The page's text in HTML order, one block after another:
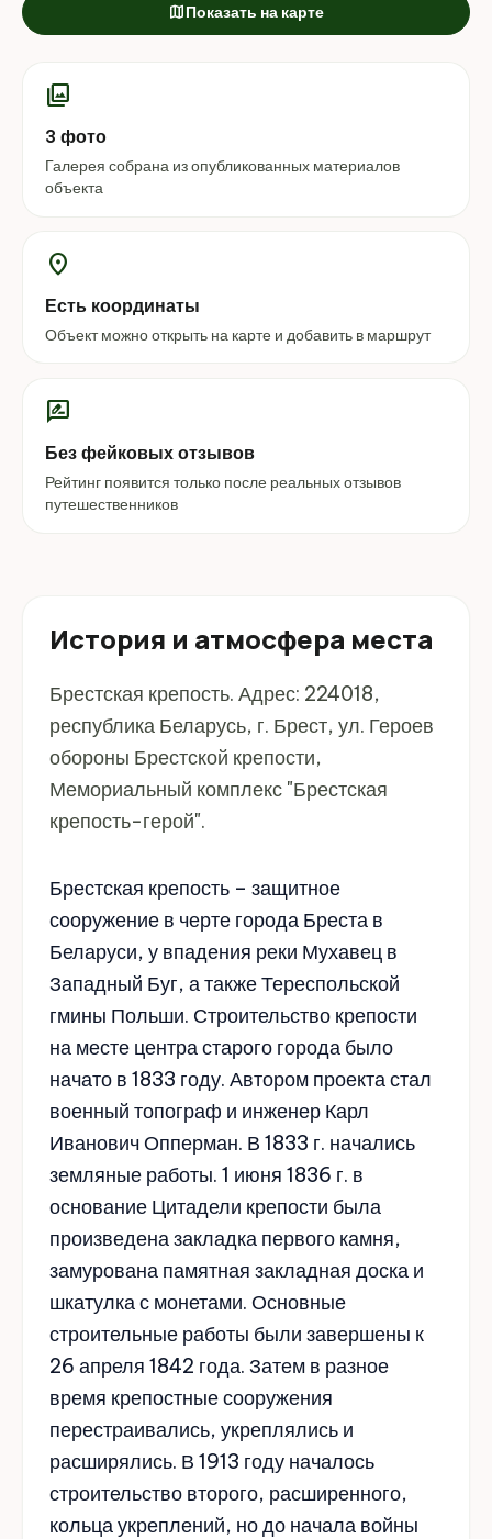
mapПоказать на карте
photo_library
3 фото
Галерея собрана из опубликованных материалов
объекта
location_on
Есть координаты
Объект можно открыть на карте и добавить в маршрут
rate_review
Без фейковых отзывов
Рейтинг появится только после реальных отзывов
путешественников
История и атмосфера места
Брестская крепость. Адрес: 224018,
республика Беларусь, г. Брест, ул. Героев
обороны Брестской крепости,
Мемориальный комплекс "Брестская
крепость-герой".
Брестская крепость – защитное
сооружение в черте города Бреста в
Беларуси, у впадения реки Мухавец в
Западный Буг, а также Тереспольской
гмины Польши. Строительство крепости
на месте центра старого города было
начато в 1833 году. Автором проекта стал
военный топограф и инженер Карл
Иванович Опперман. В 1833 г. начались
земляные работы. 1 июня 1836 г. в
основание Цитадели крепости была
произведена закладка первого камня,
замурована памятная закладная доска и
шкатулка с монетами. Основные
строительные работы были завершены к
26 апреля 1842 года. Затем в разное
время крепостные сооружения
перестраивались, укреплялись и
расширялись. В 1913 году началось
строительство второго, расширенного,
кольца укреплений, но до начала войны